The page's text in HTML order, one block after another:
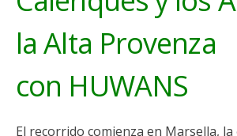
la Alta Provenza
con HUWANS
El recorrido comienza en Marsella, la